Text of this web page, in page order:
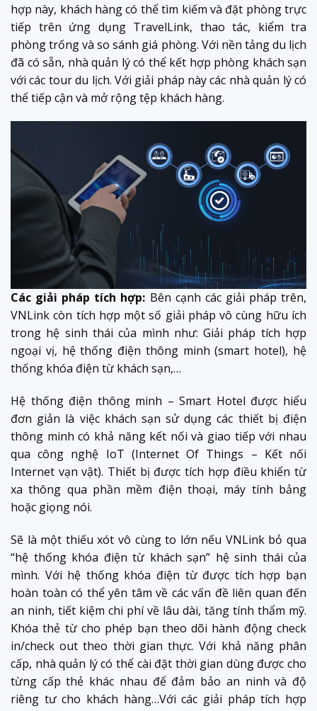
hợp này, khách hàng có thể tìm kiếm và đặt phòng trực
tiếp trên ứng dụng TravelLink, thao tác, kiểm tra
phòng trống và so sánh giá phòng. Với nền tảng du lịch
đã có sẵn, nhà quản lý có thể kết hợp phòng khách sạn
với các tour du lịch. Với giải pháp này các nhà quản lý có
thể tiếp cận và mở rộng tệp khách hàng.
Các giải pháp tích hợp: Bên cạnh các giải pháp trên,
VNLink còn tích hợp một số giải pháp vô cùng hữu ích
trong hệ sinh thái của mình như: Giải pháp tích hợp
ngoại vị, hệ thống điện thông minh (smart hotel), hệ
thống khóa điện từ khách sạn,…
Hệ thống điện thông minh – Smart Hotel được hiểu
đơn giản là việc khách sạn sử dụng các thiết bị điện
thông minh có khả năng kết nối và giao tiếp với nhau
qua công nghệ IoT (Internet Of Things – Kết nối
Internet vạn vật). Thiết bị được tích hợp điều khiển từ
xa thông qua phần mềm điện thoại, máy tính bảng
hoặc giọng nói.
Sẽ là một thiếu xót vô cùng to lớn nếu VNLink bỏ qua
“hệ thống khóa điện từ khách sạn” hệ sinh thái của
mình. Với hệ thống khóa điện từ được tích hợp bạn
hoàn toàn có thể yên tâm về các vấn đề liên quan đến
an ninh, tiết kiệm chi phí về lâu dài, tăng tính thẩm mỹ.
Khóa thẻ từ cho phép bạn theo dõi hành động check
in/check out theo thời gian thực. Với khả năng phân
cấp, nhà quản lý có thể cài đặt thời gian dùng được cho
từng cấp thẻ khác nhau để đảm bảo an ninh và độ
riêng tư cho khách hàng…Với các giải pháp tích hợp